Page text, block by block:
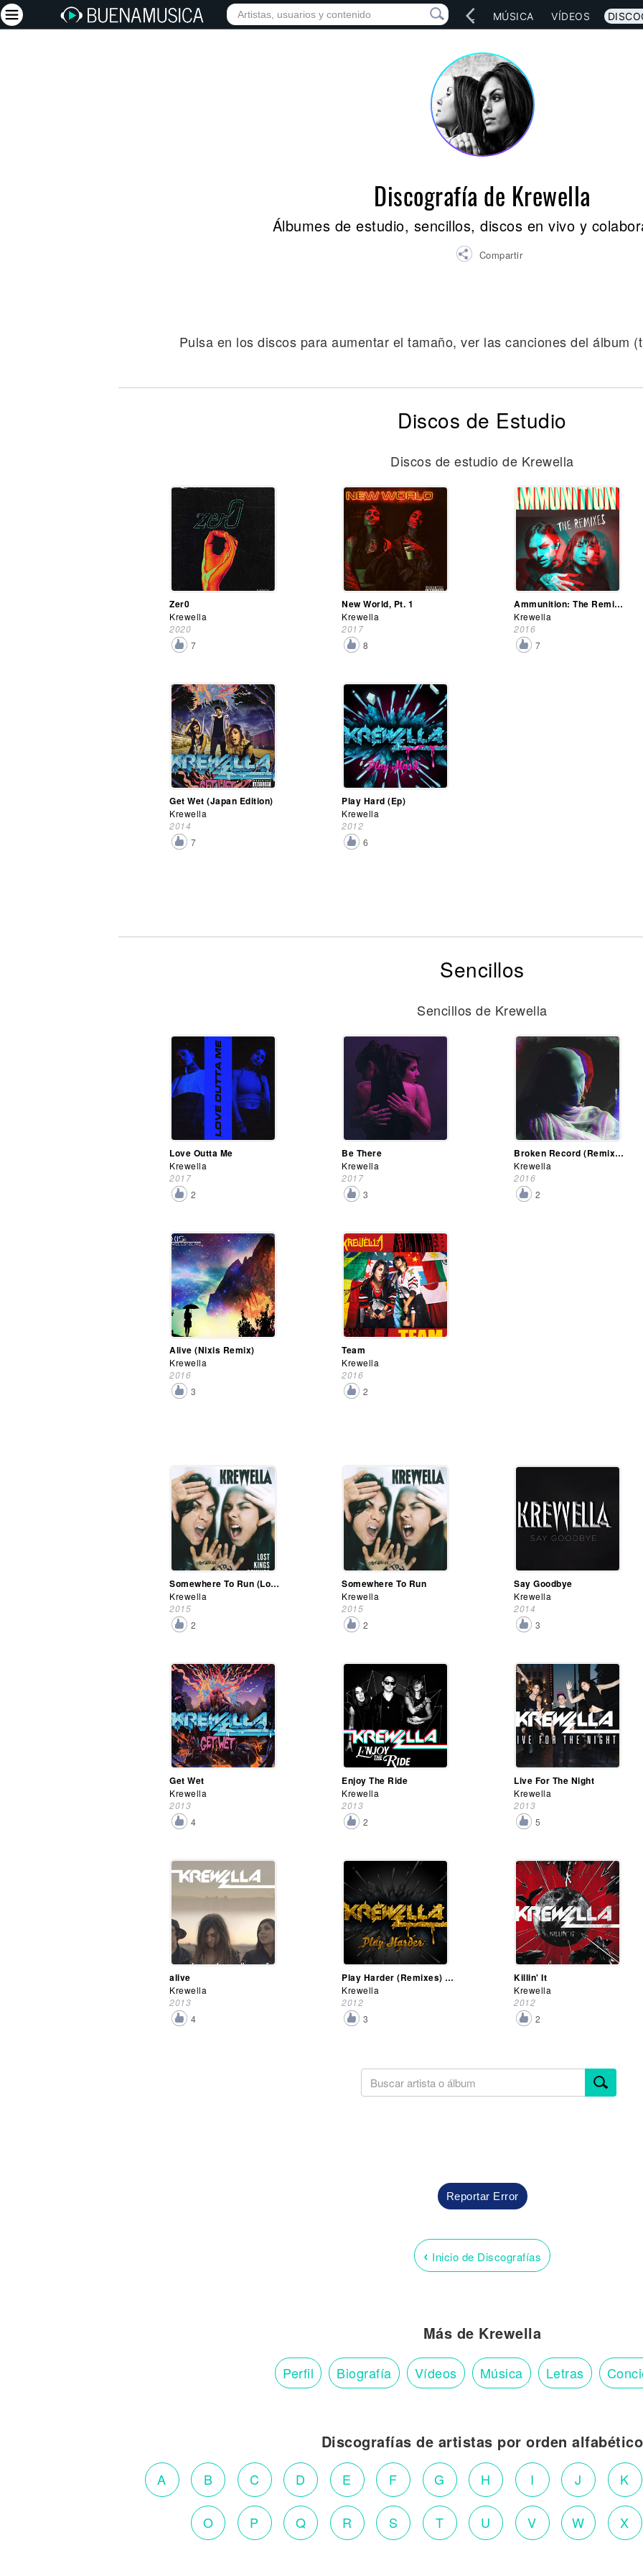
INICIO ARTISTAS RED SOCIAL MÚSICA VÍDEOS
Discografía de Krewella
Álbumes de estudio, sencillos, discos en vivo y
Compartir
Pulsa en los discos para aumentar el tamaño, ver las canciones del álbum
Discos de Estudio
Discos de estudio de Krewella
Zer0
Krewella
2020
7
New World, Pt. 1
Krewella
2017
8
Ammunition: The Remixes
Krewella
2016
7
Get Wet (Japan Edition)
Krewella
2014
7
Play Hard (Ep)
Krewella
2012
6
Sencillos
Sencillos de Krewella
Love Outta Me
Krewella
2017
2
Be There
Krewella
2017
3
Broken Record (Remixes) (Ep)
Krewella
2016
2
Alive (Nixis Remix)
Krewella
2016
3
Team
Krewella
2016
2
Somewhere To Run (Lost Kings Remixes)
Krewella
2015
2
Somewhere To Run
Krewella
2015
2
Say Goodbye
Krewella
2014
3
Get Wet
Krewella
2013
4
Enjoy The Ride
Krewella
2013
2
Live For The Night
Krewella
2013
5
alive
Krewella
2013
4
Play Harder (Remixes) (Ep)
Krewella
2012
3
Killin' It
Krewella
2012
2
Reportar Error
‹ Inicio de Discografías
Más de Krewella
Perfil Biografía Vídeos Música Letras
Discografías de artistas por orden alfabético
A B C D E F G H I J K
O P Q R S T U V W X